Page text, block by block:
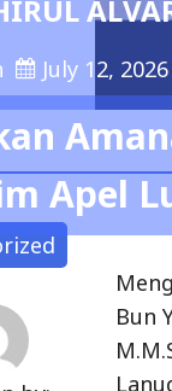
July 12, 2026
Apel
Bun